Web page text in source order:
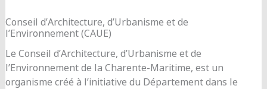
Conseil d’Architecture, d’Urbanisme et de
l’Environnement (CAUE)
Le Conseil d’Architecture, d’Urbanisme et de
l’Environnement de la Charente-Maritime, est un
organisme créé à l’initiative du Département dans le